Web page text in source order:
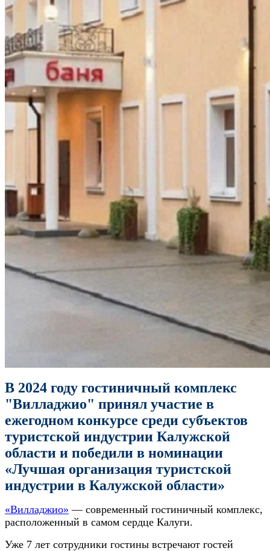
В 2024 году гостиничный комплекс
"Вилладжио" принял участие в
ежегодном конкурсе среди субъектов
туристской индустрии Калужской
области и победили в номинации
«Лучшая организация туристской
индустрии в Калужской области»
«Вилладжио» — современный гостиничный комплекс,
расположенный в самом сердце Калуги.
Уже 7 лет сотрудники гостины встречают гостей